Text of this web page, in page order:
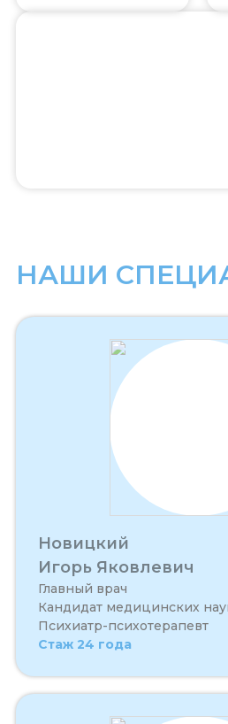
НАШИ
Новицкий
Игорь Яковлевич
Главный врач
Кандидат медицинских
Психиатр-психотерапевт
Стаж 24 года